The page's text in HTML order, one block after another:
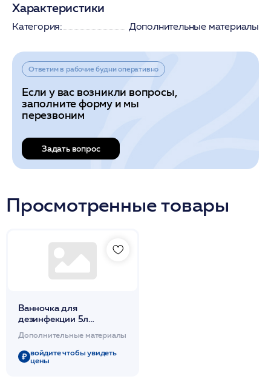
Характеристики
Категория: Дополнительные материалы
Ответим в рабочие будни оперативно
Если у вас возникли вопросы,
заполните форму и мы
перезвоним
Задать вопрос
Просмотренные товары
Ванночка для
дезинфекции 5л
пластиковая /Чистовье
Дополнительные материалы
войдите чтобы увидеть
цены